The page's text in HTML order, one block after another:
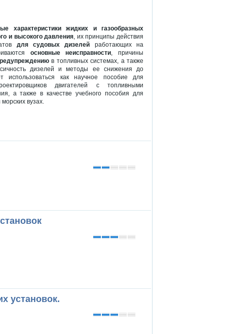
характеристики жидких и газообразных
и высокого давления, их принципы действия
для судовых дизелей работающих на
основные неисправности, причины
в топливных системах, а также
дизелей и методы ее снижения до
использоваться как научное пособие для
двигателей с топливными
а также в качестве учебного пособия для
вузах.
установок.